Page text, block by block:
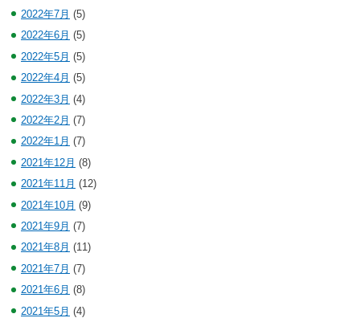
2022年7月 (5)
2022年6月 (5)
2022年5月 (5)
2022年4月 (5)
2022年3月 (4)
2022年2月 (7)
2022年1月 (7)
2021年12月 (8)
2021年11月 (12)
2021年10月 (9)
2021年9月 (7)
2021年8月 (11)
2021年7月 (7)
2021年6月 (8)
2021年5月 (4)